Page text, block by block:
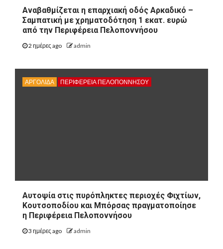
Αναβαθμίζεται η επαρχιακή οδός Αρκαδικό –
Σαμπατική με χρηματοδότηση 1 εκατ. ευρώ
από την Περιφέρεια Πελοποννήσου
2 ημέρες ago admin
ΑΡΓΟΛΙΔΑ ΠΕΡΙΦΈΡΕΙΑ ΠΕΛΟΠΟΝΝΉΣΟΥ
Αυτοψία στις πυρόπληκτες περιοχές Φιχτίων,
Κουτσοποδίου και Μπόρσας πραγματοποίησε
η Περιφέρεια Πελοποννήσου
3 ημέρες ago admin